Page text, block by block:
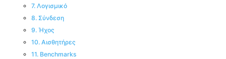
7. Λογισμικό
8. Σύνδεση
9. Ήχος
10. Αισθητήρες
11. Benchmarks